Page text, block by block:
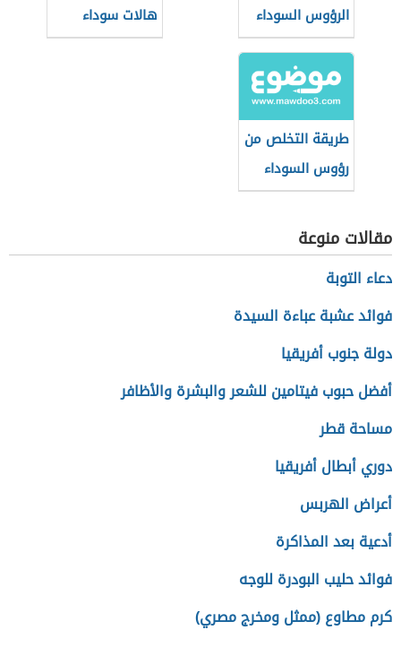
الرؤوس السوداء
في الساقين
هالات سوداء
طريقة التخلص من
رؤوس السوداء
مقالات منوعة
دعاء التوبة
فوائد عشبة عباءة السيدة
دولة جنوب أفريقيا
أفضل حبوب فيتامين للشعر والبشرة والأظافر
مساحة قطر
دوري أبطال أفريقيا
أعراض الهربس
أدعية بعد المذاكرة
فوائد حليب البودرة للوجه
كرم مطاوع (ممثل ومخرج مصري)